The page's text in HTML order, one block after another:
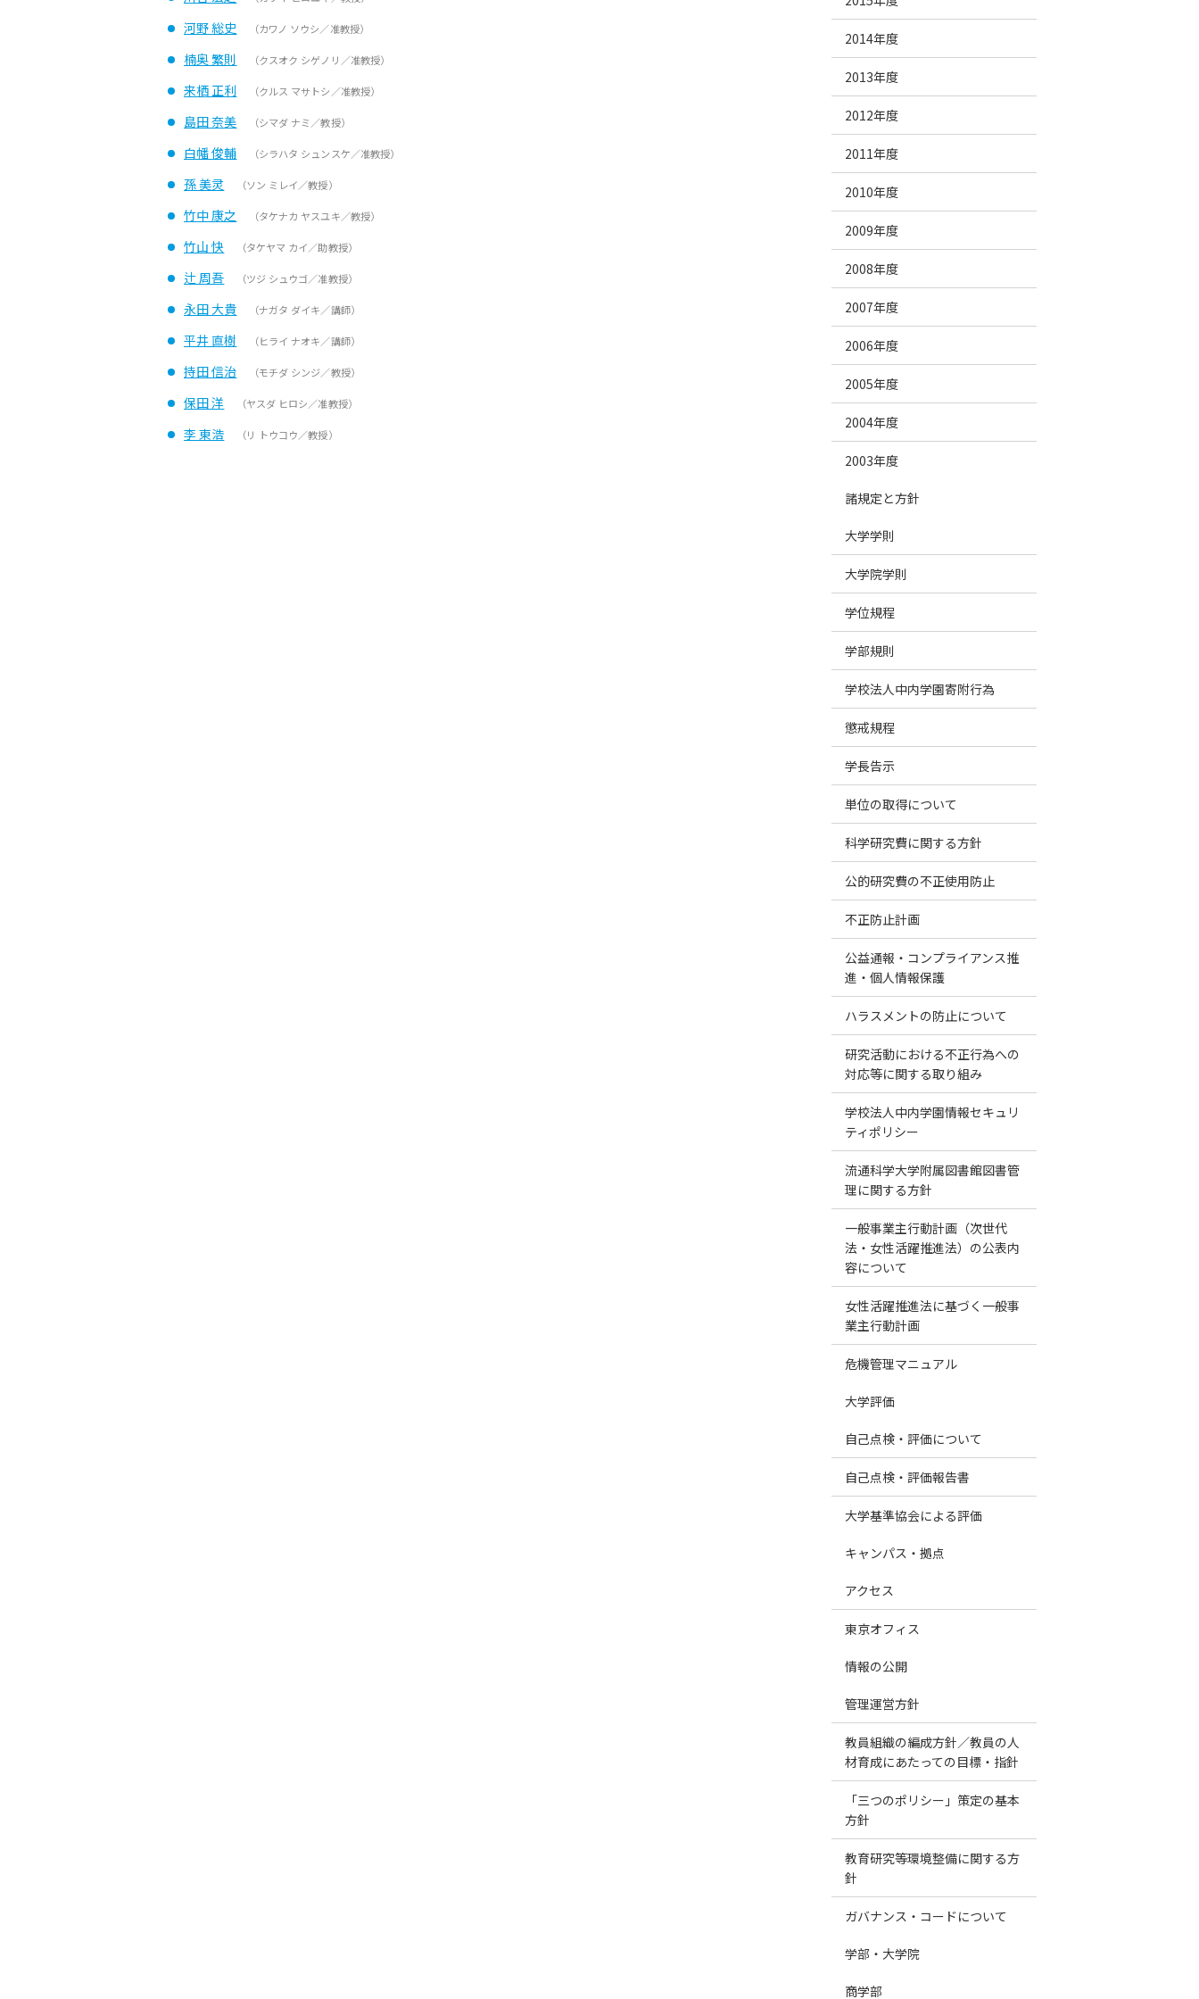
河野 総史 （カワノ ソウシ／准教授）
楠奥 繁則 （クスオク シゲノリ／准教授）
来栖 正利 （クルス マサトシ／准教授）
島田 奈美 （シマダ ナミ／教授）
白幡 俊輔 （シラハタ シュンスケ／准教授）
孫 美灵 （ソン ミレイ／教授）
竹中 康之 （タケナカ ヤスユキ／教授）
竹山 快 （タケヤマ カイ／助教授）
辻 周吾 （ツジ シュウゴ／准教授）
永田 大貴 （ナガタ ダイキ／講師）
平井 直樹 （ヒライ ナオキ／講師）
持田 信治 （モチダ シンジ／教授）
保田 洋 （ヤスダ ヒロシ／准教授）
李 東浩 （リ トウコウ／教授）
2014年度
2013年度
2012年度
2011年度
2010年度
2009年度
2008年度
2007年度
2006年度
2005年度
2004年度
2003年度
諸規定と方針
大学学則
大学院学則
学位規程
学部規則
学校法人中内学園寄附行為
懲戒規程
学長告示
単位の取得について
科学研究費に関する方針
公的研究費の不正使用防止
不正防止計画
公益通報・コンプライアンス推
進・個人情報保護
ハラスメントの防止について
研究活動における不正行為への
対応等に関する取り組み
学校法人中内学園情報セキュリ
ティポリシー
流通科学大学附属図書館図書管
理に関する方針
一般事業主行動計画（次世代
法・女性活躍推進法）の公表内
容について
女性活躍推進法に基づく一般事
業主行動計画
危機管理マニュアル
大学評価
自己点検・評価について
自己点検・評価報告書
大学基準協会による評価
キャンパス・拠点
アクセス
東京オフィス
情報の公開
管理運営方針
教員組織の編成方針／教員の人
材育成にあたっての目標・指針
「三つのポリシー」策定の基本
方針
教育研究等環境整備に関する方
針
ガバナンス・コードについて
学部・大学院
商学部